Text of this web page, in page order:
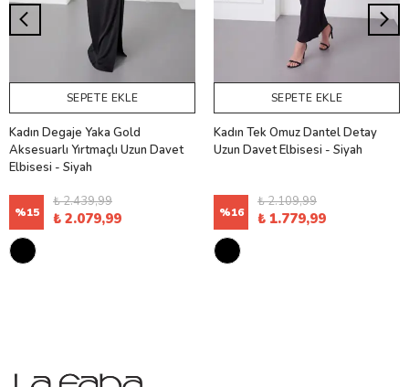
SEPETE EKLE
Kadın Degaje Yaka Gold
Aksesuarlı Yırtmaçlı Uzun Davet
Elbisesi - Siyah
%15
₺ 2.439,99
₺ 2.079,99
SEPETE EKLE
Kadın Tek Omuz Dantel Detay
Uzun Davet Elbisesi - Siyah
%16
₺ 2.109,99
₺ 1.779,99